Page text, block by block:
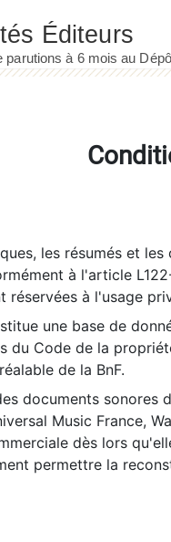
les résumés et
à l'article
réservées à l'usage
une base de
du Code de la
de la BnF.
documents sonores
Music France,
dès lors
permettre la